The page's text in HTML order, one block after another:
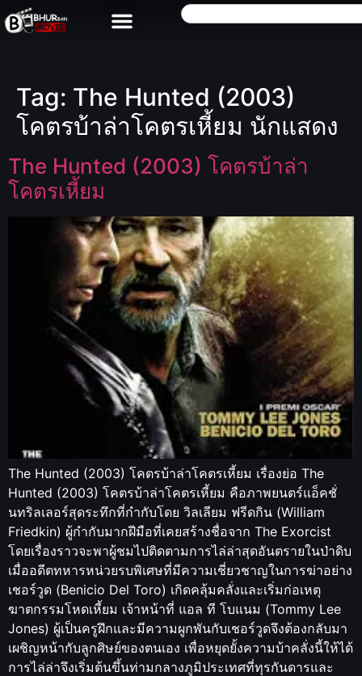
Tag: The Hunted (2003)
โคตรบ้าล่าโคตรเหี้ยม นักแสดง
The Hunted (2003) โคตรบ้าล่า
โคตรเหี้ยม
The Hunted (2003) โคตรบ้าล่าโคตรเหี้ยม เรื่องย่อ The
Hunted (2003) โคตรบ้าล่าโคตรเหี้ยม คือภาพยนตร์แอ็คชั่
นทริลเลอร์สุดระทึกที่กำกับโดย วิลเลียม ฟรีดกิน (William
Friedkin) ผู้กำกับมากฝีมือที่เคยสร้างชื่อจาก The Exorcist
โดยเรื่องราวจะพาผู้ชมไปติดตามการไล่ล่าสุดอันตรายในป่าดิบ
เมื่ออดีตทหารหน่วยรบพิเศษที่มีความเชี่ยวชาญในการฆ่าอย่าง
เชอร์วูด (Benicio Del Toro) เกิดคลุ้มคลั่งและเริ่มก่อเหตุ
ฆาตกรรมโหดเหี้ยม เจ้าหน้าที่ แอล ที โบแนม (Tommy Lee
Jones) ผู้เป็นครูฝึกและมีความผูกพันกับเชอร์วูดจึงต้องกลับมา
เผชิญหน้ากับลูกศิษย์ของตนเอง เพื่อหยุดยั้งความบ้าคลั่งนี้ให้ได้
การไล่ล่าจึงเริ่มต้นขึ้นท่ามกลางภูมิประเทศที่ทุรกันดารและ